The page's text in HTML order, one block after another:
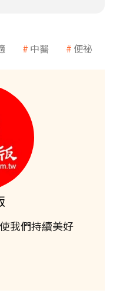
中醫 便祕
我們持續美好